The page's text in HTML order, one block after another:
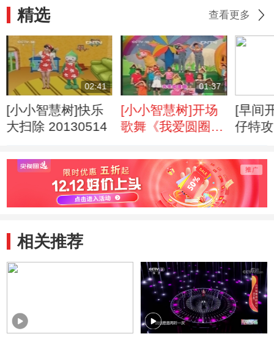
精选 查看更多
02:41
[小小智慧树]快乐
大扫除 20130514
01:37
[小小智慧树]开场
歌舞《我爱圆圈
[早间
仔特
点
相关推荐